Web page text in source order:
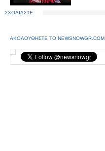
ΣΧΟΛΙΑΣΤΕ
ΑΚΟΛΟΥΘΗΣΤΕ ΤΟ NEWSNOWGR.COM